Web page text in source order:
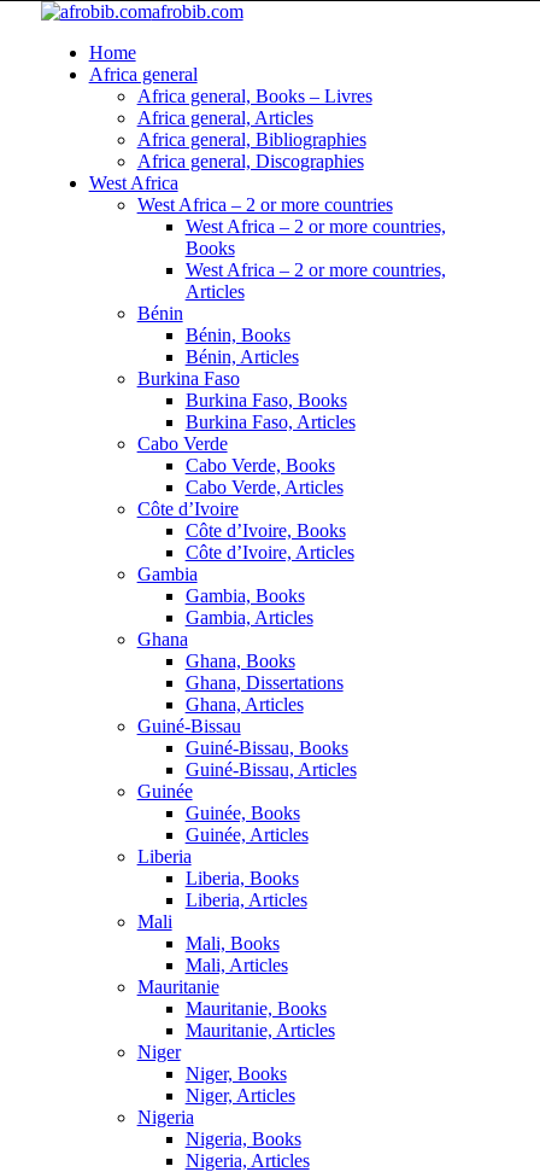
afrobib.com
Home
Africa general
Africa general, Books – Livres
Africa general, Articles
Africa general, Bibliographies
Africa general, Discographies
West Africa
West Africa – 2 or more countries
West Africa – 2 or more countries,
Books
West Africa – 2 or more countries,
Articles
Bénin
Bénin, Books
Bénin, Articles
Burkina Faso
Burkina Faso, Books
Burkina Faso, Articles
Cabo Verde
Cabo Verde, Books
Cabo Verde, Articles
Côte d’Ivoire
Côte d’Ivoire, Books
Côte d’Ivoire, Articles
Gambia
Gambia, Books
Gambia, Articles
Ghana
Ghana, Books
Ghana, Dissertations
Ghana, Articles
Guiné-Bissau
Guiné-Bissau, Books
Guiné-Bissau, Articles
Guinée
Guinée, Books
Guinée, Articles
Liberia
Liberia, Books
Liberia, Articles
Mali
Mali, Books
Mali, Articles
Mauritanie
Mauritanie, Books
Mauritanie, Articles
Niger
Niger, Books
Niger, Articles
Nigeria
Nigeria, Books
Nigeria, Articles